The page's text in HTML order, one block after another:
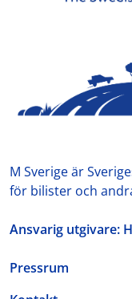
M Sverige är
för bilister och
Ansvarig utgivare:
Pressrum